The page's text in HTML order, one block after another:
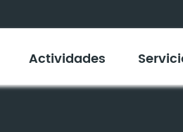
Actividades